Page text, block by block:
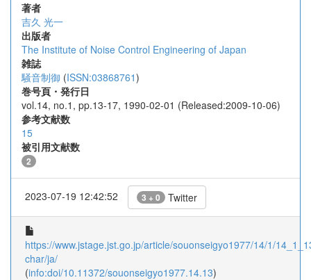
著者
吉久 光一
出版者
The Institute of Noise Control Engineering of Japan
雑誌
騒音制御 (ISSN:03868761)
巻号頁・発行日
vol.14, no.1, pp.13-17, 1990-02-01 (Released:2009-10-06)
参考文献数
15
被引用文献数
2
2023-07-19 12:42:52 3 + 0 Twitter
https://www.jstage.jst.go.jp/article/souonseigyo1977/14/1/
char/ja/
(info:doi/10.11372/souonseigyo1977.14.13)